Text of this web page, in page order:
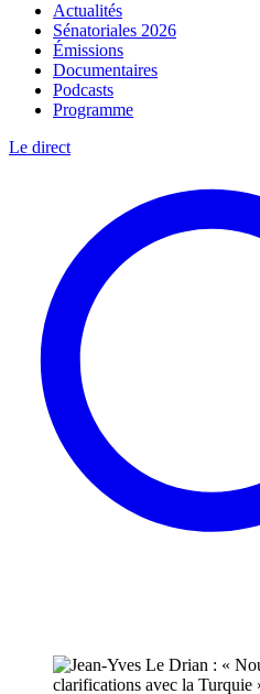
Actualités
Sénatoriales 2026
Émissions
Documentaires
Podcasts
Programme
Le direct